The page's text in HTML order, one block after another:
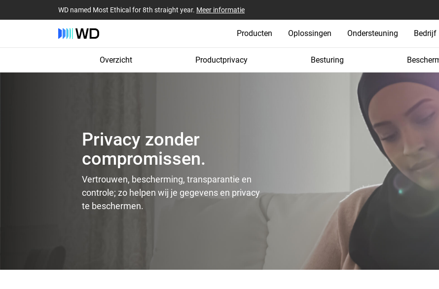
WD named Most Ethical for 8th straight year. Meer informatie
Producten Oplossingen Ondersteuning Bedrijf
Overzicht Productprivacy Besturing
Privacy zonder
compromissen.
Vertrouwen, bescherming, transparantie en
controle; zo helpen wij je gegevens en privacy
te beschermen.